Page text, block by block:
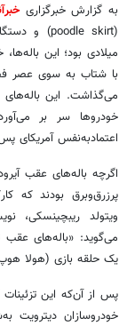
به گزارش خبرگزاری
میلادی بود؛ این
با شتاب به سوی عصر
می‌گذاشت. این باله‌های
خودروها سر بر
اعتمادبه‌نفس آمریکای
اگرچه باله‌های عقب
پرزرق‌وبرق بودند که
ویتولد ریبچینسکی،
می‌گوید: «باله‌های عقب
یک حلقه بازی (هولا
خودروسازان